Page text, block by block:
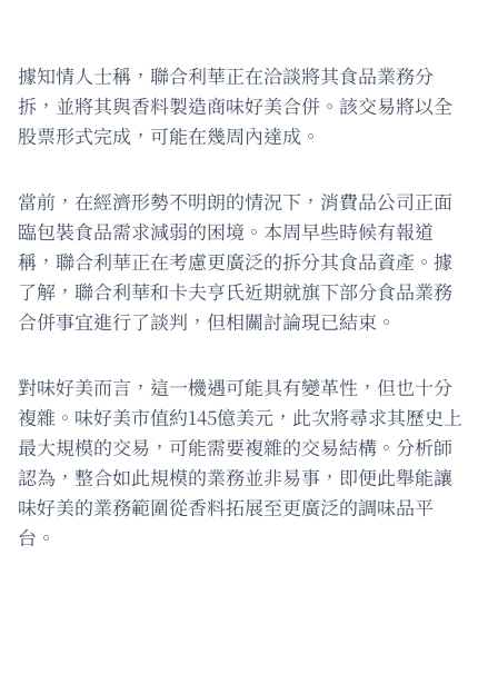
據知情人士稱，聯合利華正在洽談將其食品業務分
拆，並將其與香料製造商味好美合併。該交易將以全
股票形式完成，可能在幾周內達成。
當前，在經濟形勢不明朗的情況下，消費品公司正面
臨包裝食品需求減弱的困境。本周早些時候有報道
稱，聯合利華正在考慮更廣泛的拆分其食品資產。據
了解，聯合利華和卡夫亨氏近期就旗下部分食品業務
合併事宜進行了談判，但相關討論現已結束。
對味好美而言，這一機遇可能具有變革性，但也十分
複雜。味好美市值約145億美元，此次將尋求其歷史上
最大規模的交易，可能需要複雜的交易結構。分析師
認為，整合如此規模的業務並非易事，即便此舉能讓
味好美的業務範圍從香料拓展至更廣泛的調味品平
台。